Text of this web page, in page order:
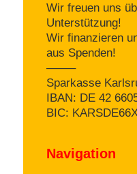
Wir freuen uns
Unterstützung!
Wir finanzieren
aus Spenden!
——–
Sparkasse
IBAN: DE 42
BIC:
Navigation